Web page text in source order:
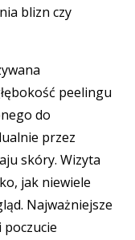
blizn czy
peelingu
do
przez
skóry. Wizyta
jak niewiele
Najważniejsze